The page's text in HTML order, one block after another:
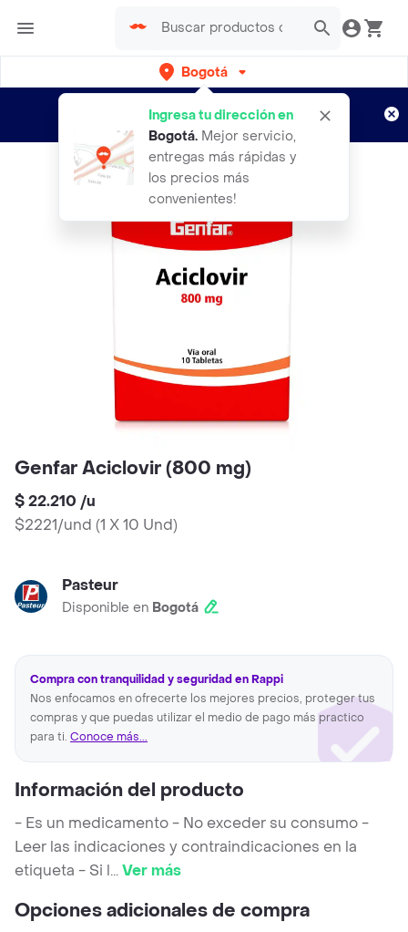
Bogotá
Ingresa tu dirección en
Bogotá. Mejor servicio,
entregas más rápidas y
los precios más
convenientes!
envíos gratis por semanas
Aplican TyC
Genfar Aciclovir (800 mg)
$ 22.210 /u
$2221/und (1 X 10 Und)
Pasteur
Disponible en Bogotá
Compra con tranquilidad y seguridad en Rappi
Nos enfocamos en ofrecerte los mejores precios, proteger tus
compras y que puedas utilizar el medio de pago más practico
para ti. Conoce más...
Información del producto
- Es un medicamento - No exceder su consumo -
Leer las indicaciones y contraindicaciones en la
etiqueta - Si l...Ver más
Opciones adicionales de compra